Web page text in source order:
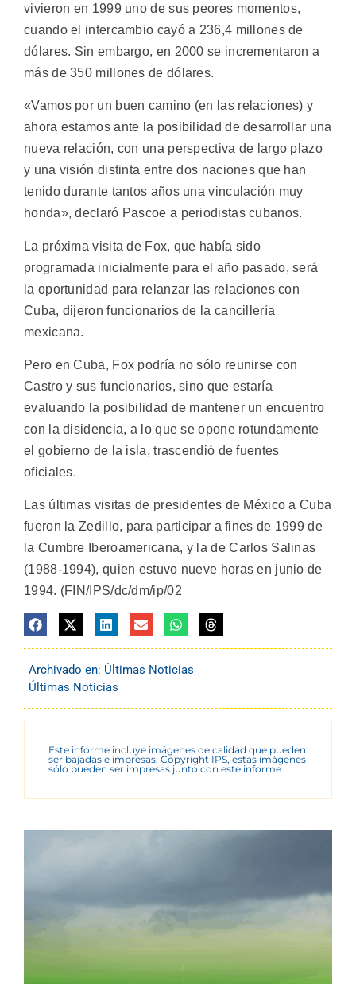
vivieron en 1999 uno de sus peores momentos,
cuando el intercambio cayó a 236,4 millones de
dólares. Sin embargo, en 2000 se incrementaron a
más de 350 millones de dólares.
«Vamos por un buen camino (en las relaciones) y
ahora estamos ante la posibilidad de desarrollar una
nueva relación, con una perspectiva de largo plazo
y una visión distinta entre dos naciones que han
tenido durante tantos años una vinculación muy
honda», declaró Pascoe a periodistas cubanos.
La próxima visita de Fox, que había sido
programada inicialmente para el año pasado, será
la oportunidad para relanzar las relaciones con
Cuba, dijeron funcionarios de la cancillería
mexicana.
Pero en Cuba, Fox podría no sólo reunirse con
Castro y sus funcionarios, sino que estaría
evaluando la posibilidad de mantener un encuentro
con la disidencia, a lo que se opone rotundamente
el gobierno de la isla, trascendió de fuentes
oficiales.
Las últimas visitas de presidentes de México a Cuba
fueron la Zedillo, para participar a fines de 1999 de
la Cumbre Iberoamericana, y la de Carlos Salinas
(1988-1994), quien estuvo nueve horas en junio de
1994. (FIN/IPS/dc/dm/ip/02
Archivado en: Últimas Noticias
Últimas Noticias
Este informe incluye imágenes de calidad que pueden
ser bajadas e impresas. Copyright IPS, estas imágenes
sólo pueden ser impresas junto con este informe